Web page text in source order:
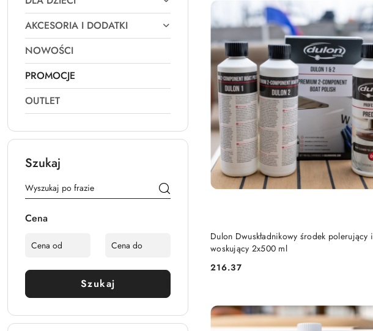
AKCESORIA I DODATKI
NOWOŚCI
PROMOCJE
OUTLET
Szukaj
Cena
Szukaj
Dulon Dwuskładnikowy środek polerujący i
woskujący 2x500 ml
Cena:
216.37
DO KOSZYKA